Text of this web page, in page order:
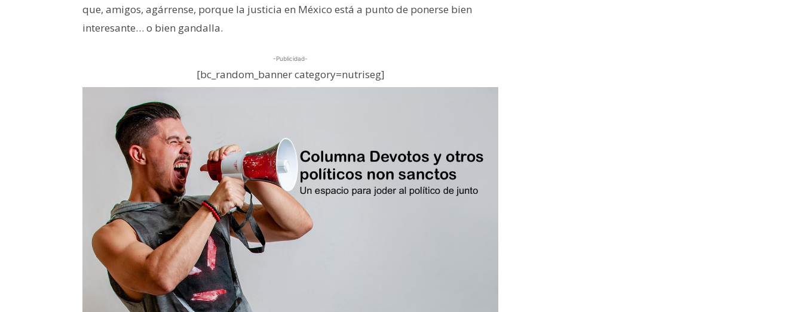
que, amigos, agárrense, porque la justicia en México está a punto de ponerse bien
interesante… o bien gandalla.
-Publicidad-
[bc_random_banner category=nutriseg]